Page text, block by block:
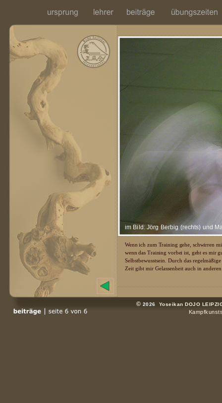
im Bild: Jörg Berbig (rechts) und
Wenn ich zum Training gehe, schwirren
wenn das Training vorbei ist, geht es mir
Selbstbewusstsein. Durch das
Zeit gibt mir Gelassenheit auch in
© 2026 Yoseikan DOJO